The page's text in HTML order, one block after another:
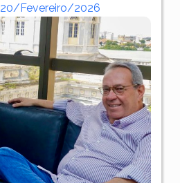
20/fevereiro/2026